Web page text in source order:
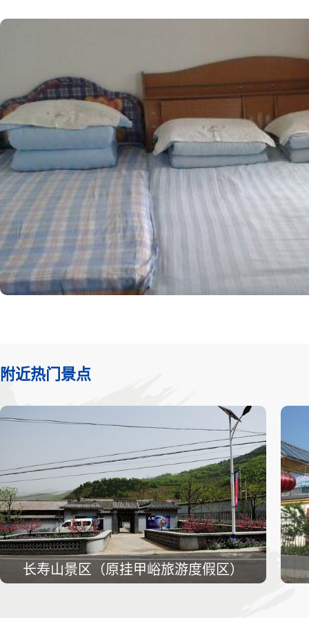
附近热门景点
长寿山景区（原挂甲峪旅游度假区）